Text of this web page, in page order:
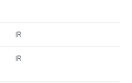
IR
IR